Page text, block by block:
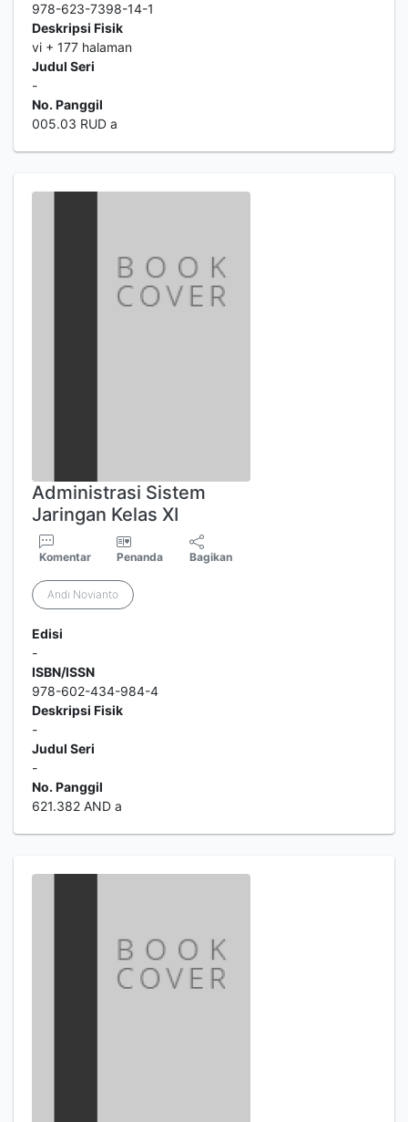
978-623-7398-14-1
Deskripsi Fisik
vi + 177 halaman
Judul Seri
-
No. Panggil
005.03 RUD a
Administrasi Sistem
Jaringan Kelas XI
Komentar Penanda Bagikan
Andi Novianto
Edisi
-
ISBN/ISSN
978-602-434-984-4
Deskripsi Fisik
-
Judul Seri
-
No. Panggil
621.382 AND a